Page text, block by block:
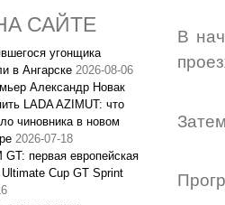
САЙТЕ
угонщика
в Ангарске 2026-08-06
Александр Новак
LADA AZIMUT: что
чиновника в новом
2026-07-18
GT: первая европейская
Cup GT Sprint
В